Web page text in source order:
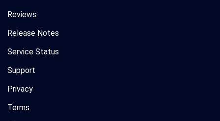
Reviews
Release Notes
Service Status
Support
Privacy
Terms